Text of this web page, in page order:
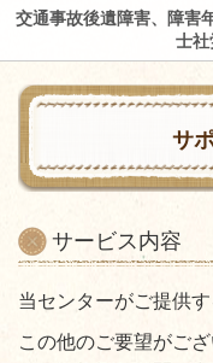
交通事故後遺障害、障害
士社
サ
サービス内容
当センターがご提供
この他のご要望がご